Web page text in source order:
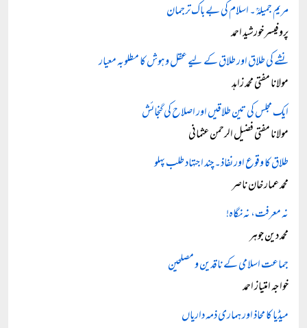
مریم جمیلہؒ ۔ اسلام کی بے باک ترجمان
پروفیسر خورشید احمد
نشے کی طلاق اور طلاق کے لیے عقل و ہوش کا مطلوبہ معیار
مولانا مفتی محمد زاہد
ایک مجلس کی تین طلاقیں اور اصلاح کی گنجائش
مولانا مفتی فضیل الرحمن عثمانی
طلاق کا وقوع اور نفاذ۔ چند اجتہاد طلب پہلو
محمد عمار خان ناصر
نہ معرفت، نہ نگاہ!
محمد دین جوہر
جماعت اسلامی کے ناقدین و مصلحین
خواجہ امتیاز احمد
میڈیا کا محاذ اور ہماری ذمہ داریاں